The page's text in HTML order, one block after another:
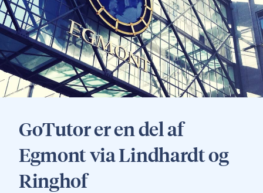
Undervisere
GoTutor er en del af
Egmont via Lindhardt og
Ringhof